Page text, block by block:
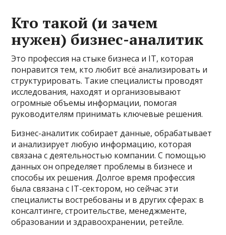
Кто такой (и зачем
нужен) бизнес-аналитик
Это профессия на стыке бизнеса и IT, которая
понравится тем, кто любит всё анализировать и
структурировать. Такие специалисты проводят
исследования, находят и организовывают
огромные объемы информации, помогая
руководителям принимать ключевые решения.
Бизнес-аналитик собирает данные, обрабатывает
и анализирует любую информацию, которая
связана с деятельностью компании. С помощью
данных он определяет проблемы в бизнесе и
способы их решения. Долгое время профессия
была связана с IT-сектором, но сейчас эти
специалисты востребованы и в других сферах: в
консалтинге, строительстве, менеджменте,
образовании и здравоохранении, ретейле.